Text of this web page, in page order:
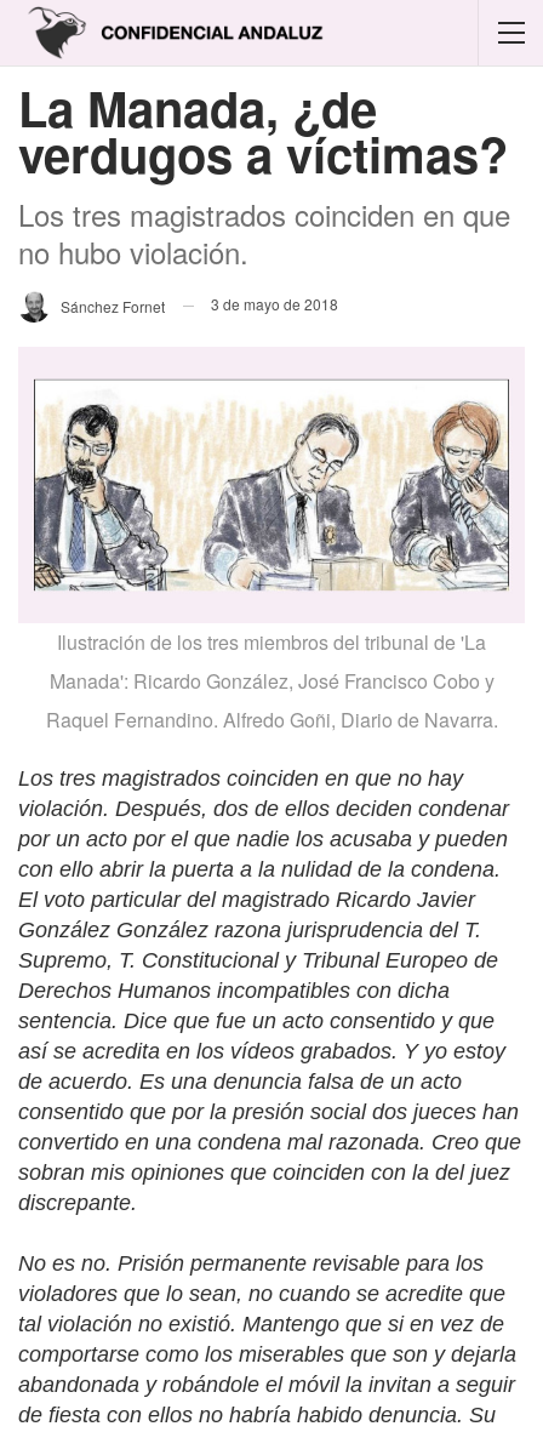
La Manada, ¿de
verdugos a víctimas?
Los tres magistrados coinciden en que
no hubo violación.
Sánchez Fornet 3 de mayo de 2018
Ilustración de los tres miembros del tribunal de 'La
Manada': Ricardo González, José Francisco Cobo y
Raquel Fernandino. Alfredo Goñi, Diario de Navarra.
Los tres magistrados coinciden en que no hay
violación. Después, dos de ellos deciden condenar
por un acto por el que nadie los acusaba y pueden
con ello abrir la puerta a la nulidad de la condena.
El voto particular del magistrado Ricardo Javier
González González razona jurisprudencia del T.
Supremo, T. Constitucional y Tribunal Europeo de
Derechos Humanos incompatibles con dicha
sentencia. Dice que fue un acto consentido y que
así se acredita en los vídeos grabados. Y yo estoy
de acuerdo. Es una denuncia falsa de un acto
consentido que por la presión social dos jueces han
convertido en una condena mal razonada. Creo que
sobran mis opiniones que coinciden con la del juez
discrepante.
No es no. Prisión permanente revisable para los
violadores que lo sean, no cuando se acredite que
tal violación no existió. Mantengo que si en vez de
comportarse como los miserables que son y dejarla
abandonada y robándole el móvil la invitan a seguir
de fiesta con ellos no habría habido denuncia. Su